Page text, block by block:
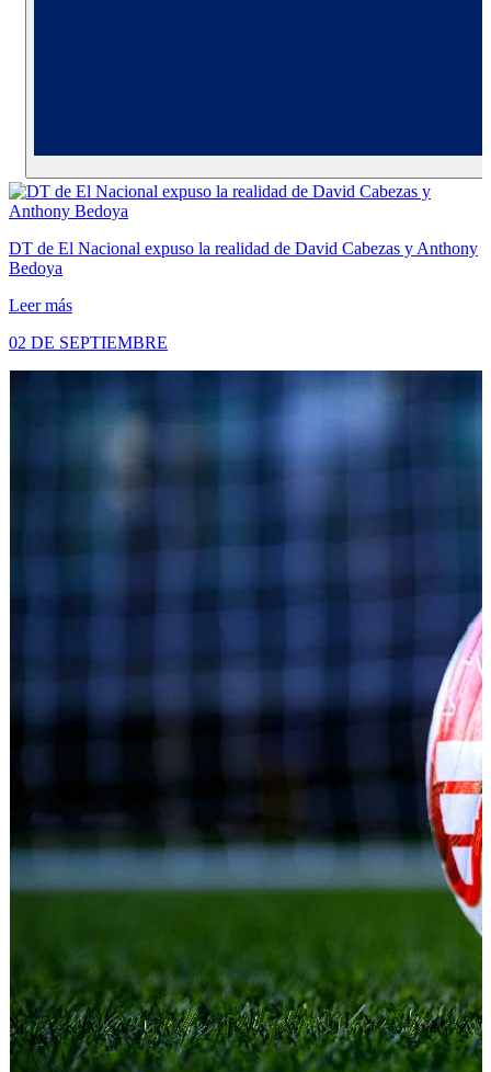
DT de El Nacional expuso la realidad de David Cabezas y Anthony
Bedoya
Leer más
02 DE SEPTIEMBRE